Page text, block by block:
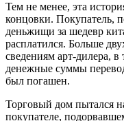
Тем не менее, эта
концовки. Покупатель,
деньжищи за шедевр
расплатился. Больше
сведениям арт-дилера,
денежные суммы
был погашен.
Торговый дом пытался
покупателе,